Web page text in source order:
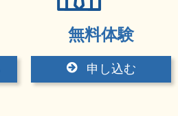
無料体験
申し込む